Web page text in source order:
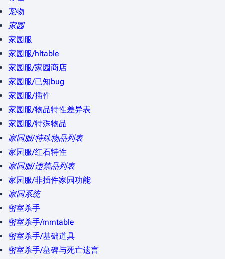
宠物
家园
家园服
家园服/hltable
家园服/家园商店
家园服/已知bug
家园服/插件
家园服/物品特性差异表
家园服/特殊物品
家园服/特殊物品列表
家园服/红石特性
家园服/违禁品列表
家园服/非插件家园功能
家园系统
密室杀手
密室杀手/mmtable
密室杀手/基础道具
密室杀手/墓碑与死亡遗言